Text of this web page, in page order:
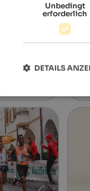
Unbedingt
erforderlich
DETAILS